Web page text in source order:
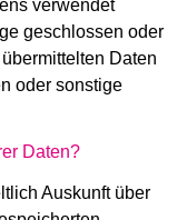
verwendet
geschlossen oder
Daten
oder sonstige
Daten?
Auskunft über